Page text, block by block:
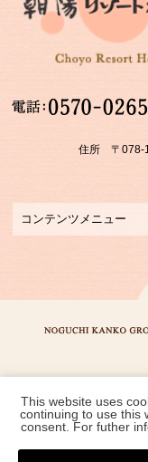
住所 〒078-
コンテンツメニュー
野口観光グループ一覧
This website uses
continuing to use this
consent. For futher